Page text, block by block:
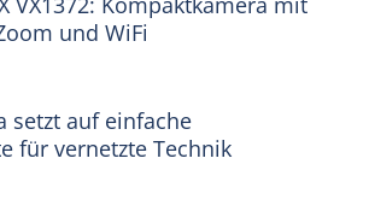
und WiFi
setzt auf einfache
für vernetzte Technik